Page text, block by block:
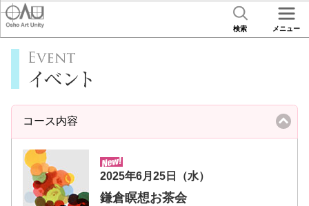
検索 メニュー
コース内容
to
contents
2025年6月25日（水）
鎌倉瞑想お茶会